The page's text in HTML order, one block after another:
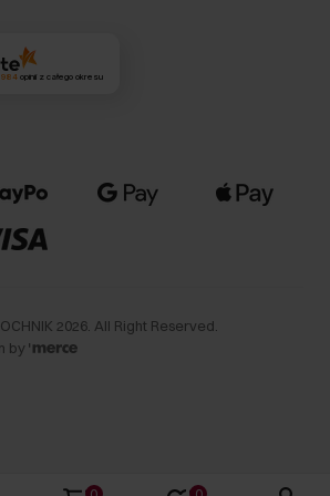
984opinii z całego okresu
2026 . All Right Reserved.
by